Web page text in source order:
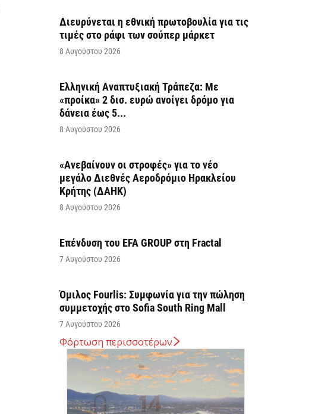
Διευρύνεται η εθνική πρωτοβουλία για τις
τιμές στο ράφι των σούπερ μάρκετ
8 Αυγούστου 2026
Ελληνική Αναπτυξιακή Τράπεζα: Με
«προίκα» 2 δισ. ευρώ ανοίγει δρόμο για
δάνεια έως 5...
8 Αυγούστου 2026
«Ανεβαίνουν οι στροφές» για το νέο
μεγάλο Διεθνές Αεροδρόμιο Ηρακλείου
Κρήτης (ΔΑΗΚ)
8 Αυγούστου 2026
Επένδυση του EFA GROUP στη Fractal
7 Αυγούστου 2026
Όμιλος Fourlis: Συμφωνία για την πώληση
συμμετοχής στο Sofia South Ring Mall
7 Αυγούστου 2026
Σταύρος Καλαφάτης: «Έχουμε
δημιουργήσει 20.000 νέες θέσεις εργασίας
υψηλής εξειδίκευσης τα τελευταία επτά
χρόνια...
Φόρτωση περισσοτέρων